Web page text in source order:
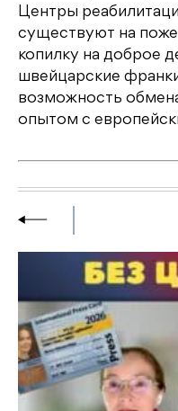
Центры
существуют на
копилку на доброе
швейцарские
возможность
опытом с